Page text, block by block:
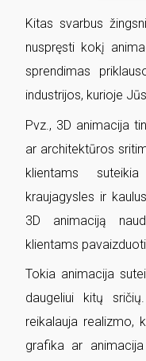
Kitas svarbus
nuspręsti kokį
sprendimas
industrijos, kurioje
Pvz., 3D animacija
ar architektūros
klientams
kraujagysles ir
3D animaciją
klientams
Tokia animacija
daugeliui kitų
reikalauja realizmo,
grafika ar